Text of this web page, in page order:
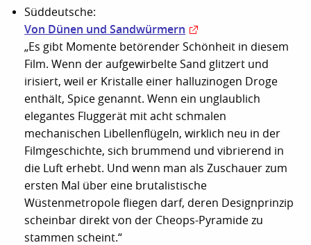
Süddeutsche:
Von Dünen und Sandwürmern
„Es gibt Momente betörender Schönheit in diesem
Film. Wenn der aufgewirbelte Sand glitzert und
irisiert, weil er Kristalle einer halluzinogen Droge
enthält, Spice genannt. Wenn ein unglaublich
elegantes Fluggerät mit acht schmalen
mechanischen Libellenflügeln, wirklich neu in der
Filmgeschichte, sich brummend und vibrierend in
die Luft erhebt. Und wenn man als Zuschauer zum
ersten Mal über eine brutalistische
Wüstenmetropole fliegen darf, deren Designprinzip
scheinbar direkt von der Cheops-Pyramide zu
stammen scheint.“